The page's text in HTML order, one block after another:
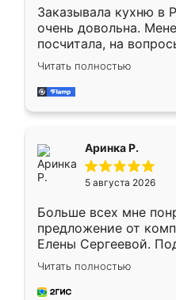
Заказывала кухню в
очень довольна.
посчитала, на
Замерщик приехал в
делу со всей
за день, ребята
Читать полностью
Аринка Р.
5 августа 2026
Больше всех мне
предложение от
Елены Сергеевой.
короткие сроки
для замера
предложил по моему
Читать полностью